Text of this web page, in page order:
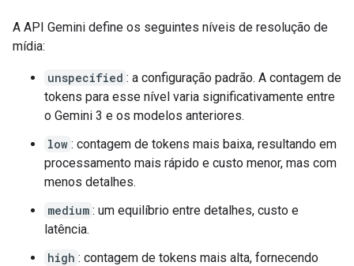
A API Gemini define os seguintes níveis de resolução de
mídia:
unspecified : a configuração padrão. A contagem de
tokens para esse nível varia significativamente entre
o Gemini 3 e os modelos anteriores.
low : contagem de tokens mais baixa, resultando em
processamento mais rápido e custo menor, mas com
menos detalhes.
medium : um equilíbrio entre detalhes, custo e
latência.
high : contagem de tokens mais alta, fornecendo